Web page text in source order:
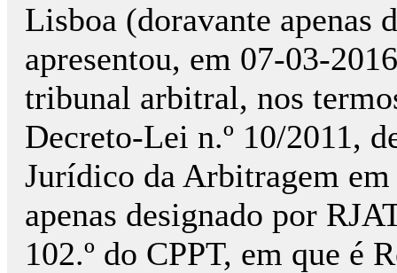
Lisboa (doravante apenas
apresentou, em 07-03-
tribunal arbitral, nos
Decreto-Lei n.º 10/2011,
Jurídico da Arbitragem
apenas designado por
102.º do CPPT, em que é